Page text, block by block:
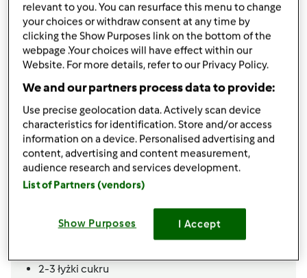
Składniki
Salsa
1cebula duza
2ząbkiczosnku
1papryczka chilli
10goliwy
papryka czerwona
2-3 łyżki cukru
relevant to you. You can resurface this menu to change
your choices or withdraw consent at any time by
clicking the Show Purposes link on the bottom of the
webpage .Your choices will have effect within our
Website. For more details, refer to our Privacy Policy.
We and our partners process data to provide:
Use precise geolocation data. Actively scan device
characteristics for identification. Store and/or access
information on a device. Personalised advertising and
content, advertising and content measurement,
audience research and services development.
List of Partners (vendors)
Show Purposes I Accept